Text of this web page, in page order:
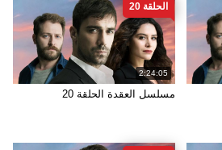
2:24:05
الحلقة 20
مسلسل العقدة الحلقة 20